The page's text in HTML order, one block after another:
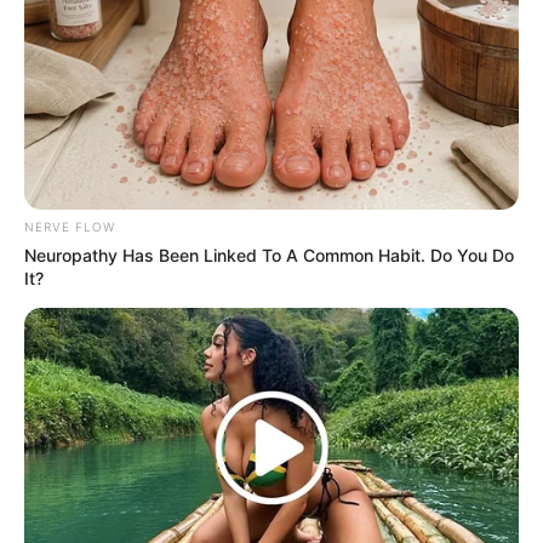
keluarga, rajin ibadah, dan tertarik dengan musik.
Baca juga: Biodata, Profil, dan Fakta Agoye Mahendra
NERVE FLOW
Neuropathy Has Been Linked To A Common Habit. Do You Do
It?